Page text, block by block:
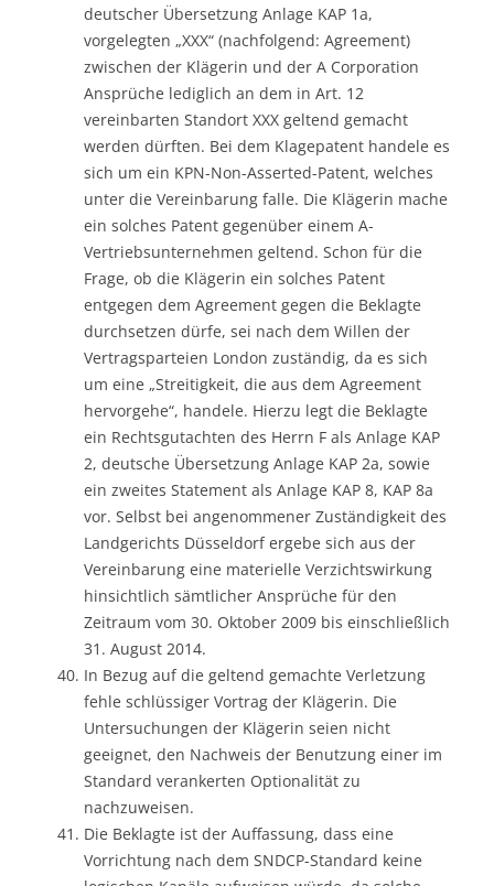
deutscher Übersetzung Anlage KAP 1a,
vorgelegten „XXX“ (nachfolgend: Agreement)
zwischen der Klägerin und der A Corporation
Ansprüche lediglich an dem in Art. 12
vereinbarten Standort XXX geltend gemacht
werden dürften. Bei dem Klagepatent handele es
sich um ein KPN-Non-Asserted-Patent, welches
unter die Vereinbarung falle. Die Klägerin mache
ein solches Patent gegenüber einem A-
Vertriebsunternehmen geltend. Schon für die
Frage, ob die Klägerin ein solches Patent
entgegen dem Agreement gegen die Beklagte
durchsetzen dürfe, sei nach dem Willen der
Vertragsparteien London zuständig, da es sich
um eine „Streitigkeit, die aus dem Agreement
hervorgehe“, handele. Hierzu legt die Beklagte
ein Rechtsgutachten des Herrn F als Anlage KAP
2, deutsche Übersetzung Anlage KAP 2a, sowie
ein zweites Statement als Anlage KAP 8, KAP 8a
vor. Selbst bei angenommener Zuständigkeit des
Landgerichts Düsseldorf ergebe sich aus der
Vereinbarung eine materielle Verzichtswirkung
hinsichtlich sämtlicher Ansprüche für den
Zeitraum vom 30. Oktober 2009 bis einschließlich
31. August 2014.
In Bezug auf die geltend gemachte Verletzung
fehle schlüssiger Vortrag der Klägerin. Die
Untersuchungen der Klägerin seien nicht
geeignet, den Nachweis der Benutzung einer im
Standard verankerten Optionalität zu
nachzuweisen.
Die Beklagte ist der Auffassung, dass eine
Vorrichtung nach dem SNDCP-Standard keine